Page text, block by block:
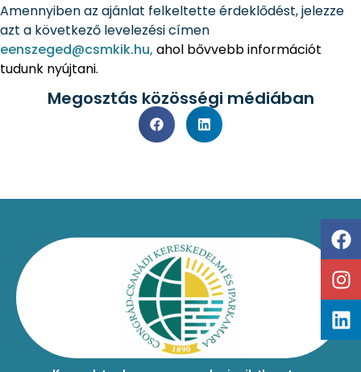
Amennyiben az ajánlat felkeltette érdeklődést, jelezze
azt a következő levelezési címen
eenszeged@csmkik.hu, ahol bővvebb információt
tudunk nyújtani.
Megosztás közösségi médiában